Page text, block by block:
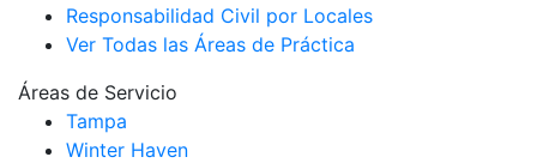
Responsabilidad Civil por Locales
Ver Todas las Áreas de Práctica
Áreas de Servicio
Tampa
Winter Haven